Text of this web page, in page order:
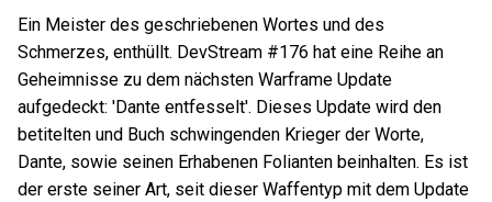
Ein Meister des geschriebenen Wortes und des
Schmerzes, enthüllt. DevStream #176 hat eine Reihe an
Geheimnisse zu dem nächsten Warframe Update
aufgedeckt: 'Dante entfesselt'. Dieses Update wird den
betitelten und Buch schwingenden Krieger der Worte,
Dante, sowie seinen Erhabenen Folianten beinhalten. Es ist
der erste seiner Art, seit dieser Waffentyp mit dem Update